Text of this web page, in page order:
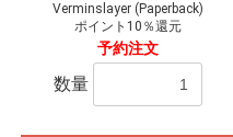
Verminslayer (Paperback)
ポイント10％還元
予約注文
数量